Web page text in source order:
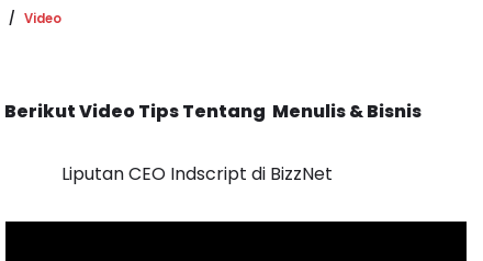
Video
Berikut Video Tips Tentang Menulis & Bisnis
Liputan CEO Indscript di BizzNet